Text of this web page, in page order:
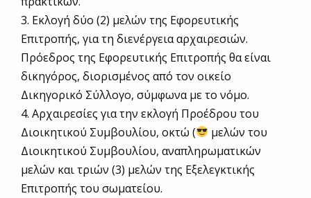
3. Εκλογή δύο (2) μελών της Εφορευτικής
Επιτροπής, για τη διενέργεια αρχαιρεσιών.
Πρόεδρος της Εφορευτικής Επιτροπής θα είναι
δικηγόρος, διορισμένος από τον οικείο
Δικηγορικό Σύλλογο, σύμφωνα με το νόμο.
4. Αρχαιρεσίες για την εκλογή Προέδρου του
Διοικητικού Συμβουλίου, οκτώ (
μελών του
Διοικητικού Συμβουλίου, αναπληρωματικών
μελών και τριών (3) μελών της Εξελεγκτικής
Επιτροπής του σωματείου.